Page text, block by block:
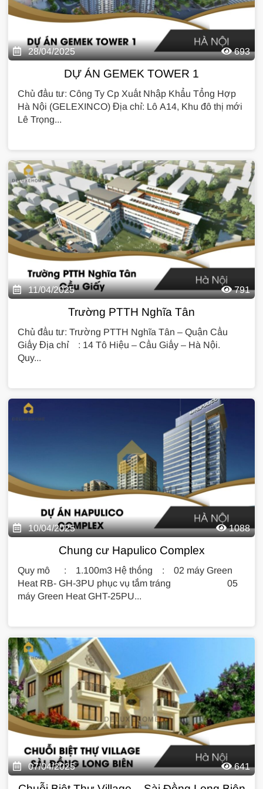
28/04/2025 693
DỰ ÁN GEMEK TOWER 1
Chủ đầu tư: Công Ty Cp Xuất Nhập Khẩu Tổng Hợp
Hà Nội (GELEXINCO) Địa chỉ: Lô A14, Khu đô thị mới
Lê Trọng...
11/04/2025 791
Trường PTTH Nghĩa Tân
Chủ đầu tư: Trường PTTH Nghĩa Tân – Quận Cầu
Giấy Địa chỉ : 14 Tô Hiệu – Cầu Giấy – Hà Nội.
Quy...
10/04/2025 1088
Chung cư Hapulico Complex
Quy mô : 1.100m3 Hệ thống : 02 máy Green
Heat RB- GH-3PU phục vụ tắm tráng 05
máy Green Heat GHT-25PU...
07/04/2025 641